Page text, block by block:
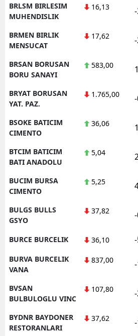
BRLSM BIRLESIM
MUHENDISLIK
16,13
BRMEN BIRLIK
MENSUCAT
17,62
BRSAN BORUSAN
BORU SANAYI
583,00
BRYAT BORUSAN
YAT. PAZ.
1.765,00
BSOKE BATICIM
CIMENTO
36,06
BTCIM BATICIM
BATI ANADOLU
5,04
BUCIM BURSA
CIMENTO
5,25
BULGS BULLS
GSYO
37,82
BURCE BURCELIK 36,10
BURVA BURCELIK
VANA
837,00
BVSAN
BULBULOGLU VINC
107,80
BYDNR BAYDONER
RESTORANLARI
37,62